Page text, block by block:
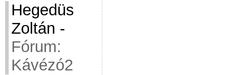
Hegedüs
Zoltán -
Fórum:
Kávézó2